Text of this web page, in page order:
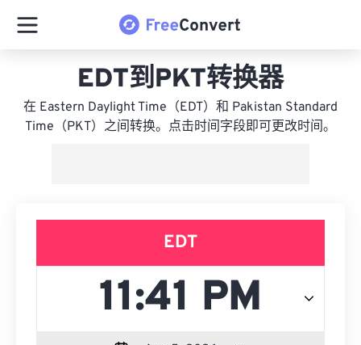
EDT到PKT转换器
在 Eastern Daylight Time（EDT）和 Pakistan Standard
Time（PKT）之间转换。点击时间字段即可更改时间。
EDT